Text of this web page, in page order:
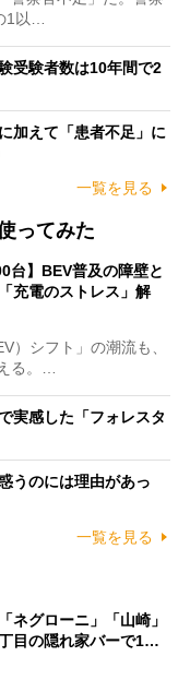
1以…
受験者数は10年間で2
加えて「患者不足」に
一覧を見る
ってみた
台】BEV普及の障壁と
充電のストレス」解
）シフト」の潮流も、
る。…
実感した「フォレスタ
うのには理由があっ
一覧を見る
ネグローニ」「山崎」
目の隠れ家バーで1…